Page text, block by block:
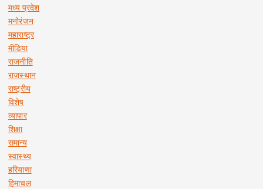
मध्य प्रदेश
मनोरंजन
महाराष्ट्र
मीडिया
राजनीति
राजस्थान
राष्ट्रीय
विशेष
व्यापार
शिक्षा
समान्य
स्वास्थ्य
हरियाणा
हिमाचल